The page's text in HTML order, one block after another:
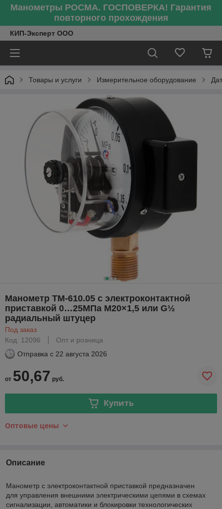
Манометры РОСМА. ГОСПОВЕРКА! Гарантия
повторного прохождения
КИП-Эксперт ООО
Товары и услуги Измерительное оборудование
Манометр ТМ-610.05 с электроконтактной
приставкой 0…25МПа М20×1,5 или G½
радиальный штуцер
Под заказ
Код: 12096
Опт и розница
Отправка с 22 августа 2026
от 50,67 руб.
Купить
Оптовые цены
Описание
Манометр с электроконтактной приставкой предназначен
для управления внешними электрическими цепями в схемах
сигнализации, автоматики и блокировки технологических